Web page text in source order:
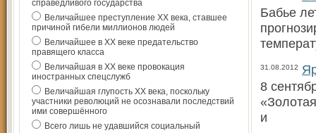
справедливого государства
Величайшее преступление ХХ века, ставшее
причиной гибели миллионов людей
Величайшее в ХХ веке предательство
правящего класса
Величайшая в ХХ веке провокация
иностранных спецслужб
Величайшая глупость ХХ века, поскольку
участники революций не осознавали последствий
ими совершённого
Всего лишь не удавшийся социальный
Бабье
31.08.2012
8
и